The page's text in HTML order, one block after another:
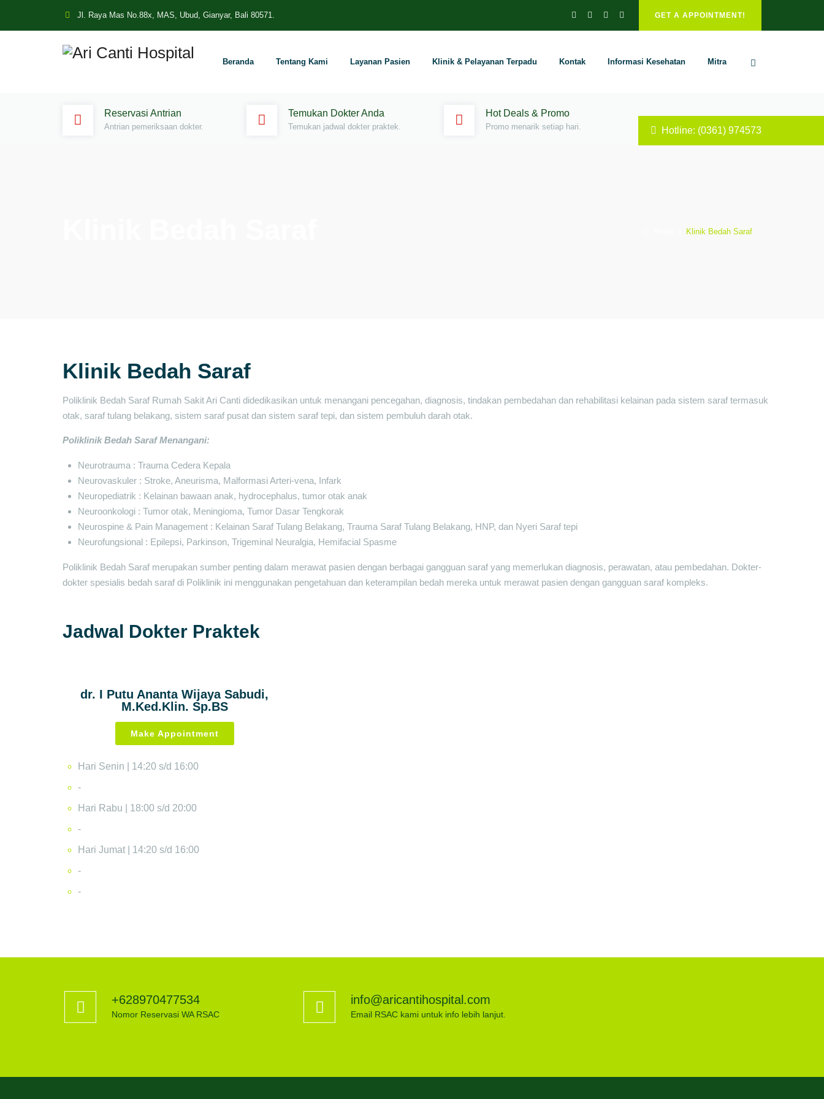
Jl. Raya Mas No.88x, MAS, Ubud, Gianyar, Bali 80571. GET A APPOINTMENT!
Beranda Tentang Kami Layanan Pasien Klinik & Pelayanan Terpadu Kontak Informasi Kesehatan Mitra
Reservasi Antrian
Antrian pemeriksaan dokter.
Temukan Dokter Anda
Temukan jadwal dokter praktek.
Hot Deals & Promo
Promo menarik setiap hari. Hotline: (0361) 974573
Klinik Bedah Saraf
Klinik Bedah Saraf
Poliklinik Bedah Saraf Rumah Sakit Ari Canti didedikasikan untuk menangani pencegahan, diagnosis, tindakan pembedahan dan rehabilitasi kelainan pada sistem saraf termasuk
otak, saraf tulang belakang, sistem saraf pusat dan sistem saraf tepi, dan sistem pembuluh darah otak.
Poliklinik Bedah Saraf Menangani:
Neurotrauma : Trauma Cedera Kepala
Neurovaskuler : Stroke, Aneurisma, Malformasi Arteri-vena, Infark
Neuropediatrik : Kelainan bawaan anak, hydrocephalus, tumor otak anak
Neuroonkologi : Tumor otak, Meningioma, Tumor Dasar Tengkorak
Neurospine & Pain Management : Kelainan Saraf Tulang Belakang, Trauma Saraf Tulang Belakang, HNP, dan Nyeri Saraf tepi
Neurofungsional : Epilepsi, Parkinson, Trigeminal Neuralgia, Hemifacial Spasme
Poliklinik Bedah Saraf merupakan sumber penting dalam merawat pasien dengan berbagai gangguan saraf yang memerlukan diagnosis, perawatan, atau pembedahan. Dokter-
dokter spesialis bedah saraf di Poliklinik ini menggunakan pengetahuan dan keterampilan bedah mereka untuk merawat pasien dengan gangguan saraf kompleks.
Jadwal Dokter Praktek
dr. I Putu Ananta Wijaya Sabudi,
M.Ked.Klin. Sp.BS
Make Appointment
Hari Senin | 14:20 s/d 16:00
-
Hari Rabu | 18:00 s/d 20:00
-
Hari Jumat | 14:20 s/d 16:00
-
-
+628970477534
Nomor Reservasi WA RSAC
info@aricantihospital.com
Email RSAC kami untuk info lebih lanjut.